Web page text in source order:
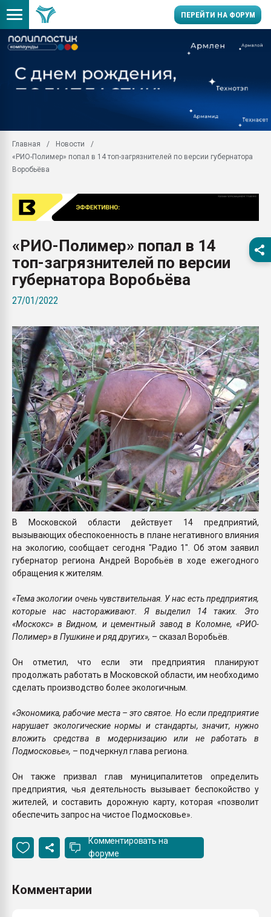
ПЕРЕЙТИ НА ФОРУМ
заводу пластмасс"
первый план в
28.07.2026
ситуацией на
Всё, что касается
ПЕРЕЙТИ НА
Главная
Новости
«РИО-Полимер» попал в 14 топ-загрязнителей по версии губернатора
Воробьёва
«РИО-Полимер» попал в 14
топ-загрязнителей по версии
губернатора Воробьёва
27/01/2022
В Московской области действует 14 предприятий,
вызывающих обеспокоенность в плане негативного влияния
на экологию, сообщает сегодня "Радио 1". Об этом заявил
губернатор региона Андрей Воробьёв в ходе ежегодного
обращения к жителям.
«Тема экологии очень чувствительная. У нас есть предприятия,
которые нас настораживают. Я выделил 14 таких. Это
«Москокс» в Видном, и цементный завод в Коломне, «РИО-
Полимер» в Пушкине и ряд других», – сказал Воробьёв.
Он отметил, что если эти предприятия планируют
продолжать работать в Московской области, им необходимо
сделать производство более экологичным.
«Экономика, рабочие места – это святое. Но если предприятие
нарушает экологические нормы и стандарты, значит, нужно
вложить средства в модернизацию или не работать в
Подмосковье», – подчеркнул глава региона.
Он также призвал глав муниципалитетов определить
предприятия, чья деятельность вызывает беспокойство у
жителей, и составить дорожную карту, которая «позволит
обеспечить запрос на чистое Подмосковье».
Комментировать на
форуме
Комментарии